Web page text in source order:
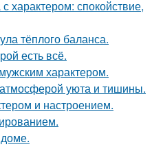
характером: спокойствие,
тёплого баланса.
есть всё.
характером.
уюта и тишины.
и настроением.